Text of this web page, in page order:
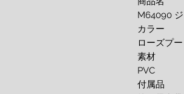
M64090
カラー
ローズプ
素材
PVC
付属品